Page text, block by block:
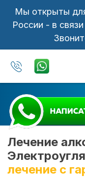
Мы открыты
России - в
Лечение
лечение с